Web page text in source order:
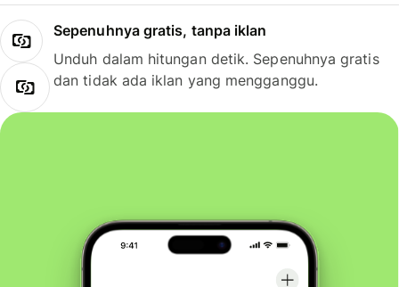
Sepenuhnya gratis, tanpa iklan
Unduh dalam hitungan detik. Sepenuhnya gratis
dan tidak ada iklan yang mengganggu.